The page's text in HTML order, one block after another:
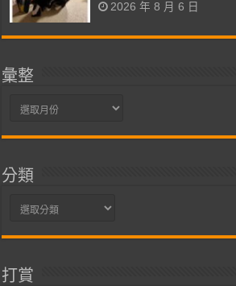
2026 年 8 月 6 日
彙整
彙
分類
分
打賞